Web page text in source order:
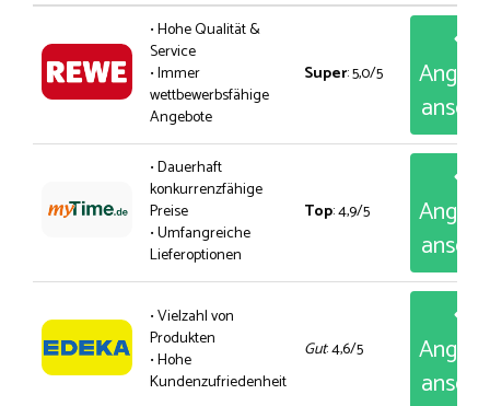
• Hohe Qualität &
Service
• Immer
wettbewerbsfähige
Angebote
Super: 5,0/5
• Dauerhaft
konkurrenzfähige
Preise
• Umfangreiche
Lieferoptionen
Top: 4,9/5
• Vielzahl von
Produkten
• Hohe
Kundenzufriedenheit
Gut: 4,6/5